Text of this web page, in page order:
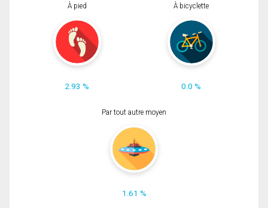
À pied
2.93 %
À bicyclette
0.0 %
Par tout autre moyen
1.61 %